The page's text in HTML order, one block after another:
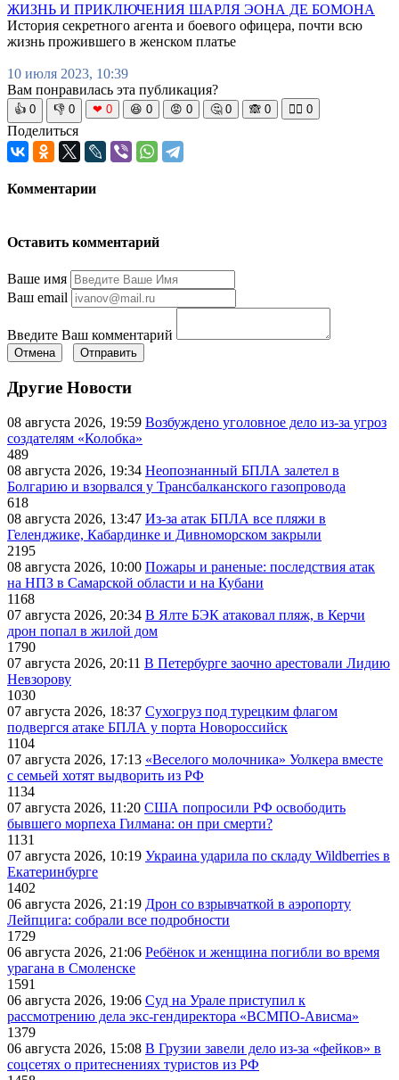
ЖИЗНЬ И ПРИКЛЮЧЕНИЯ ШАРЛЯ ЭОНА ДЕ БОМОНА
История секретного агента и боевого офицера, почти всю
жизнь прожившего в женском платье
10 июля 2023, 10:39
Вам понравилась эта публикация?
👍 0 👎 0 ❤ 0 😆 0 😡 0 🤔 0 🙈 0 🧘‍♀️ 0
Поделиться
Комментарии
Оставить комментарий
Ваше имя
Ваш email
Введите Ваш комментарий
Отмена Отправить
Другие Новости
08 августа 2026, 19:59 Возбуждено уголовное дело из-за угроз
создателям «Колобка»
489
08 августа 2026, 19:34 Неопознанный БПЛА залетел в
Болгарию и взорвался у Трансбалканского газопровода
618
08 августа 2026, 13:47 Из-за атак БПЛА все пляжи в
Геленджике, Кабардинке и Дивноморском закрыли
2195
08 августа 2026, 10:00 Пожары и раненые: последствия атак
на НПЗ в Самарской области и на Кубани
1168
07 августа 2026, 20:34 В Ялте БЭК атаковал пляж, в Керчи
дрон попал в жилой дом
1790
07 августа 2026, 20:11 В Петербурге заочно арестовали Лидию
Невзорову
1030
07 августа 2026, 18:37 Сухогруз под турецким флагом
подвергся атаке БПЛА у порта Новороссийск
1104
07 августа 2026, 17:13 «Веселого молочника» Уолкера вместе
с семьей хотят выдворить из РФ
1134
07 августа 2026, 11:20 США попросили РФ освободить
бывшего морпеха Гилмана: он при смерти?
1131
07 августа 2026, 10:19 Украина ударила по складу Wildberries в
Екатеринбурге
1402
06 августа 2026, 21:19 Дрон со взрывчаткой в аэропорту
Лейпцига: собрали все подробности
1729
06 августа 2026, 21:06 Ребёнок и женщина погибли во время
урагана в Смоленске
1591
06 августа 2026, 19:06 Суд на Урале приступил к
рассмотрению дела экс-гендиректора «ВСМПО-Ависма»
1379
06 августа 2026, 15:08 В Грузии завели дело из-за «фейков» в
соцсетях о притеснениях туристов из РФ